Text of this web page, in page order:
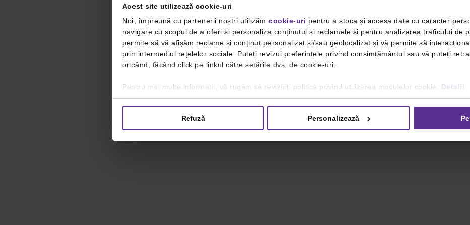
Acest site utilizează cookie-uri
Noi, împreună cu partenerii noștri utilizăm cookie-uri pentru a stoca și accesa date cu caracter
navigare cu scopul de a oferi și personaliza conținutul și reclamele și pentru analizarea traficului de
permite să vă afișăm reclame și conținut personalizat și/sau geolocalizat și vă permite să
prin intermediul rețelelor sociale. Puteți revizui preferințele privind consimțământul sau vă puteți
oricând, făcând click pe linkul către setările dvs. de cookie-uri.
Pentru mai multe informații, vă rugăm să revizuiți politica privind utilizarea modulelor cookie. Detalii
Refuză Personalizează